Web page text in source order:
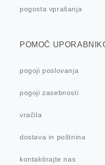
pogosta vprašanja
POMOČ
pogoji poslovanja
pogoji zasebnosti
vračila
dostava in poštnina
kontaktirajte nas